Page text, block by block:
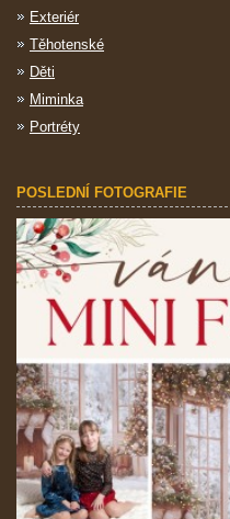
Exteriér
Těhotenské
Děti
Miminka
Portréty
POSLEDNÍ FOTOGRAFIE